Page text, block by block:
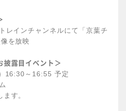
レインチャンネルにて「京葉チ
を放映
披露目イベント＞
16:30～16:55 予定
す。